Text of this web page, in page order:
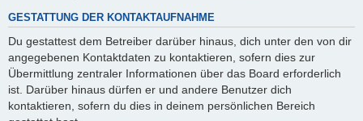
GESTATTUNG DER KONTAKTAUFNAHME
Du gestattest dem Betreiber darüber hinaus, dich unter den von dir
angegebenen Kontaktdaten zu kontaktieren, sofern dies zur
Übermittlung zentraler Informationen über das Board erforderlich
ist. Darüber hinaus dürfen er und andere Benutzer dich
kontaktieren, sofern du dies in deinem persönlichen Bereich